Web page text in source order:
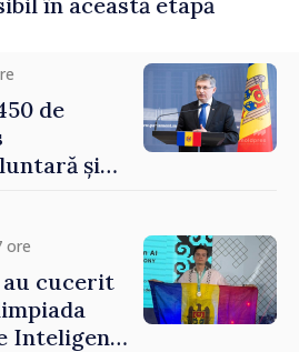
de
și
să
să dăm o
să se
ore
au cucerit
Inteligență